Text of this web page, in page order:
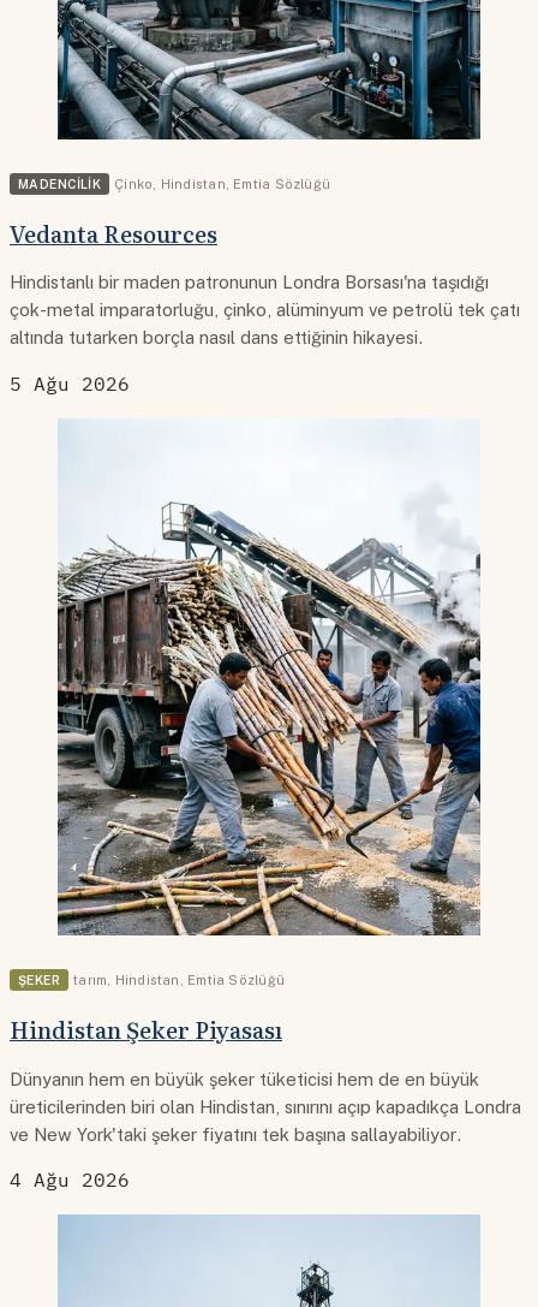
MADENCILIK Çinko Hindistan Emtia Sözlüğü
Vedanta Resources
Hindistanlı bir maden patronunun Londra Borsası'na taşıdığı
çok-metal imparatorluğu, çinko, alüminyum ve petrolü tek çatı
altında tutarken borçla nasıl dans ettiğinin hikayesi.
5 Ağu 2026
ŞEKER tarım Hindistan Emtia Sözlüğü
Hindistan Şeker Piyasası
Dünyanın hem en büyük şeker tüketicisi hem de en büyük
üreticilerinden biri olan Hindistan, sınırını açıp kapadıkça Londra
ve New York'taki şeker fiyatını tek başına sallayabiliyor.
4 Ağu 2026